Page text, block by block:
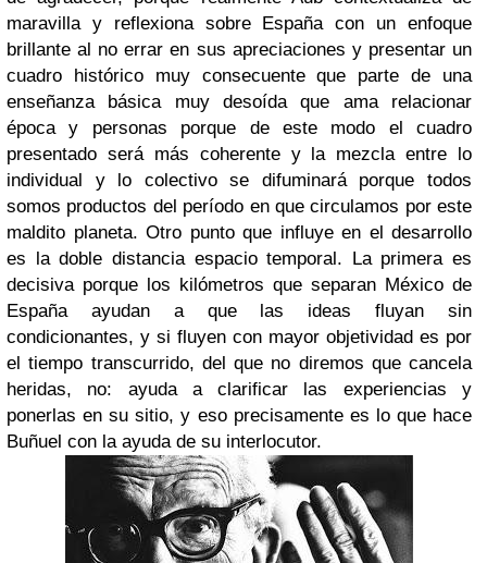
maravilla y reflexiona sobre España con un enfoque
brillante al no errar en sus apreciaciones y presentar un
cuadro histórico muy consecuente que parte de una
enseñanza básica muy desoída que ama relacionar
época y personas porque de este modo el cuadro
presentado será más coherente y la mezcla entre lo
individual y lo colectivo se difuminará porque todos
somos productos del período en que circulamos por este
maldito planeta. Otro punto que influye en el desarrollo
es la doble distancia espacio temporal. La primera es
decisiva porque los kilómetros que separan México de
España ayudan a que las ideas fluyan sin
condicionantes, y si fluyen con mayor objetividad es por
el tiempo transcurrido, del que no diremos que cancela
heridas, no: ayuda a clarificar las experiencias y
ponerlas en su sitio, y eso precisamente es lo que hace
Buñuel con la ayuda de su interlocutor.